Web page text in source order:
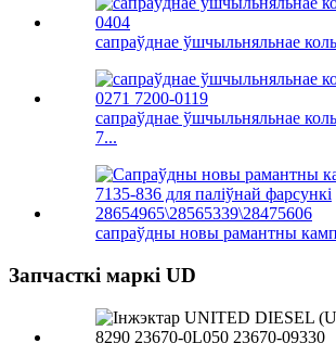
сапраўднае ўшчыльняльнае
сапраўднае ўшчыльняльнае
7...
сапраўдны новы рамантны
Запчасткі маркі UD